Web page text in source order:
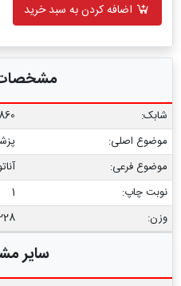
اضافه کردن به سبد خرید
شابک:
موضوع اصلی:
موضوع فرعی:
نوبت چاپ:
1
وزن:
228
سایر